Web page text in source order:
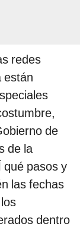
redes
están
de
de la
qué pasos y
las fechas
dentro